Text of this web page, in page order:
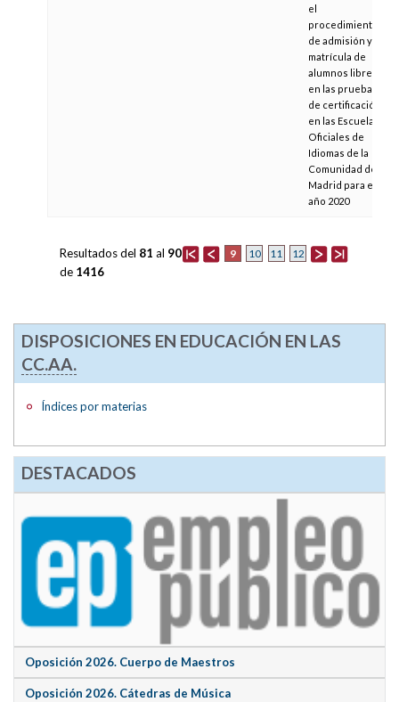
el
procedimiento
de admisión y
matrícula de
alumnos libres
en las pruebas
de certificación
en las Escuelas
Oficiales de
Idiomas de la
Comunidad de
Madrid para el
año 2020
9 10 11 12
Resultados del 81 al 90
de 1416
DISPOSICIONES EN EDUCACIÓN EN LAS
CC.AA.
Índices por materias
DESTACADOS
Oposición 2026. Cuerpo de Maestros
Oposición 2026. Cátedras de Música